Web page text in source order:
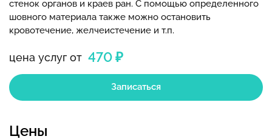
цена услуг от 470 ₽
Записаться
стенок органов и краев ран. С помощью определенного
шовного материала также можно остановить
кровотечение, желчеистечение и т.п.
Цены